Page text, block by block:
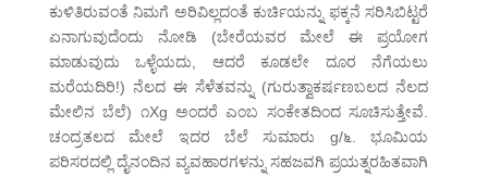
ಕುಳಿತಿರುವಂತೆ ನಿಮಗೆ ಅರಿವಿಲ್ಲದಂತೆ ಕುರ್ಚಿಯನ್ನು ಫಕ್ಕನೆ ಸರಿಸಿಬಿಟ್ಟರೆ
ಏನಾಗುವುದೆಂದು ನೋಡಿ (ಬೇರೆಯವರ ಮೇಲೆ ಈ ಪ್ರಯೋಗ
ಮಾಡುವುದು ಒಳ್ಳೆಯದು, ಆದರೆ ಕೂಡಲೇ ದೂರ ನೆಗೆಯಲು
ಮರೆಯದಿರಿ!) ನೆಲದ ಈ ಸೆಳೆತವನ್ನು (ಗುರುತ್ವಾಕರ್ಷಣಬಲದ ನೆಲದ
ಮೇಲಿನ ಬೆಲೆ) ೧Xg ಅಂದರೆ ಎಂಬ ಸಂಕೇತದಿಂದ ಸೂಚಿಸುತ್ತೇವೆ.
ಚಂದ್ರತಲದ ಮೇಲೆ ಇದರ ಬೆಲೆ ಸುಮಾರು g/೬. ಭೂಮಿಯ
ಪರಿಸರದಲ್ಲಿ ದೈನಂದಿನ ವ್ಯವಹಾರಗಳನ್ನು ಸಹಜವಗಿ ಪ್ರಯತ್ನರಹಿತವಾಗಿ